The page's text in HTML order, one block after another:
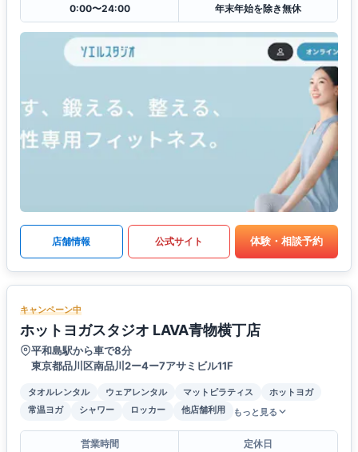
0:00〜24:00
年末年始を除き無休
店舗情報 公式サイト 体験・相談予約
キャンペーン中
ホットヨガスタジオ LAVA青物横丁店
平和島駅から車で8分
東京都品川区南品川2ー4ー7アサミビル11F
タオルレンタル ウェアレンタル マットピラティス
ホットヨガ
常温ヨガ
シャワー ロッカー 他店舗利用 もっと見る
営業時間
定休日